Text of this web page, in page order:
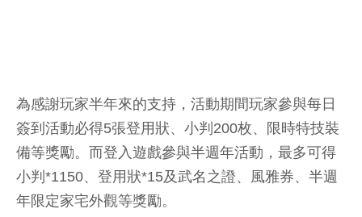
為感謝玩家半年來的支持，活動期間玩家參與每日
簽到活動必得5張登用狀、小判200枚、限時特技裝
備等獎勵。而登入遊戲參與半週年活動，最多可得
小判*1150、登用狀*15及武名之證、風雅券、半週
年限定家宅外觀等獎勵。